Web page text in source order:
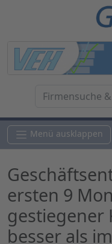
Menü ausklappen
ersten 9
gestiegener
besser als